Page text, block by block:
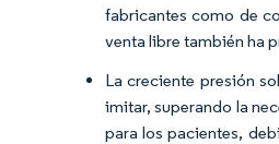
fabricantes como de
venta libre también ha
La creciente presión
imitar, superando la
para los pacientes,